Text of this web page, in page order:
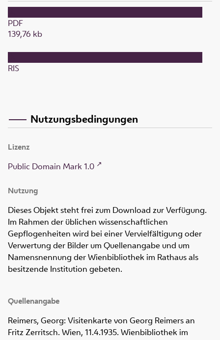
PDF
139,76 kb
RIS
Nutzungsbedingungen
Lizenz
Public Domain Mark 1.0
Nutzung
Dieses Objekt steht frei zum Download zur Verfügung.
Im Rahmen der üblichen wissenschaftlichen
Gepflogenheiten wird bei einer Vervielfältigung oder
Verwertung der Bilder um Quellenangabe und um
Namensnennung der Wienbibliothek im Rathaus als
besitzende Institution gebeten.
Quellenangabe
Reimers, Georg: Visitenkarte von Georg Reimers an
Fritz Zerritsch. Wien, 11.4.1935. Wienbibliothek im